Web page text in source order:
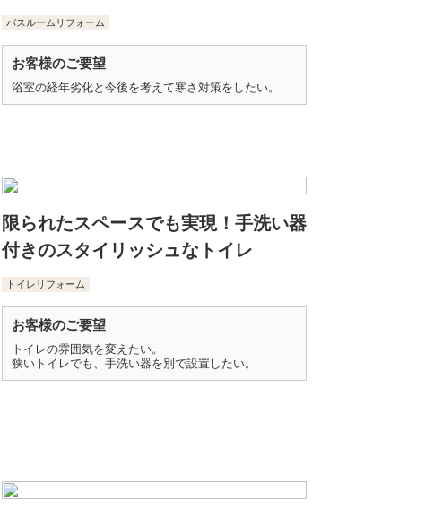
バスルームリフォーム
お客様のご要望
浴室の経年劣化と今後を考えて寒さ対策をしたい。
限られたスペースでも実現！手洗い器
付きのスタイリッシュなトイレ
トイレリフォーム
お客様のご要望
トイレの雰囲気を変えたい。
狭いトイレでも、手洗い器を別で設置したい。